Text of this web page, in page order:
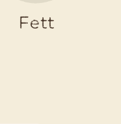
Fett